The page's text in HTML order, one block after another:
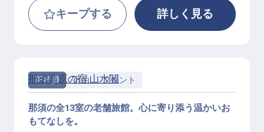
キープする 詳しく見る
正社員 宿泊 フロント
那須高原の宿 山水閣
那須の全13室の老舗旅館。心に寄り添う温かいお
もてなしを。